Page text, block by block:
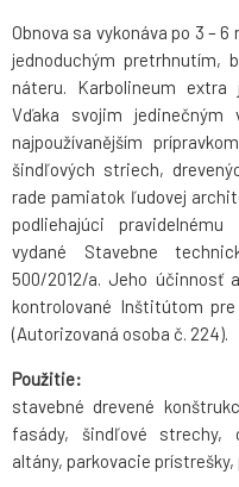
Obnova sa vykonáva po 3 –
jednoduchým pretrhnutím,
náteru. Karbolineum
Vďaka svojim
najpoužívanějším
šindľových striech,
rade pamiatok ľudovej
podliehajúci
vydané Stavebne
500/2012/a. Jeho účinnosť
kontrolované Inštitútom
(Autorizovaná osoba č. 224).
Použitie:
stavebné drevené
fasády, šindľové strechy,
altány, parkovacie